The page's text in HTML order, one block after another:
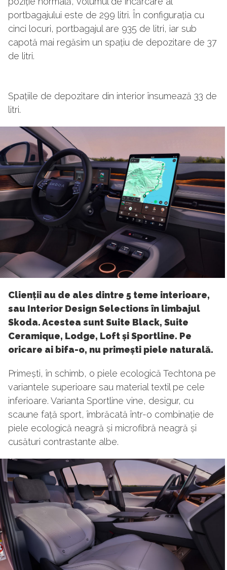
portbagajului este de 299 litri. În configurația cu
cinci locuri, portbagajul are 935 de litri, iar sub
capotă mai regăsim un spațiu de depozitare de 37
de litri.
Spațiile de depozitare din interior însumează 33 de
litri.
Clienții au de ales dintre 5 teme interioare,
sau Interior Design Selections în limbajul
Skoda. Acestea sunt Suite Black, Suite
Ceramique, Lodge, Loft și Sportline. Pe
oricare ai bifa-o, nu primești piele naturală.
Primești, în schimb, o piele ecologică Techtona pe
variantele superioare sau material textil pe cele
inferioare. Varianta Sportline vine, desigur, cu
scaune față sport, îmbrăcată într-o combinație de
piele ecologică neagră și microfibră neagră și
cusături contrastante albe.